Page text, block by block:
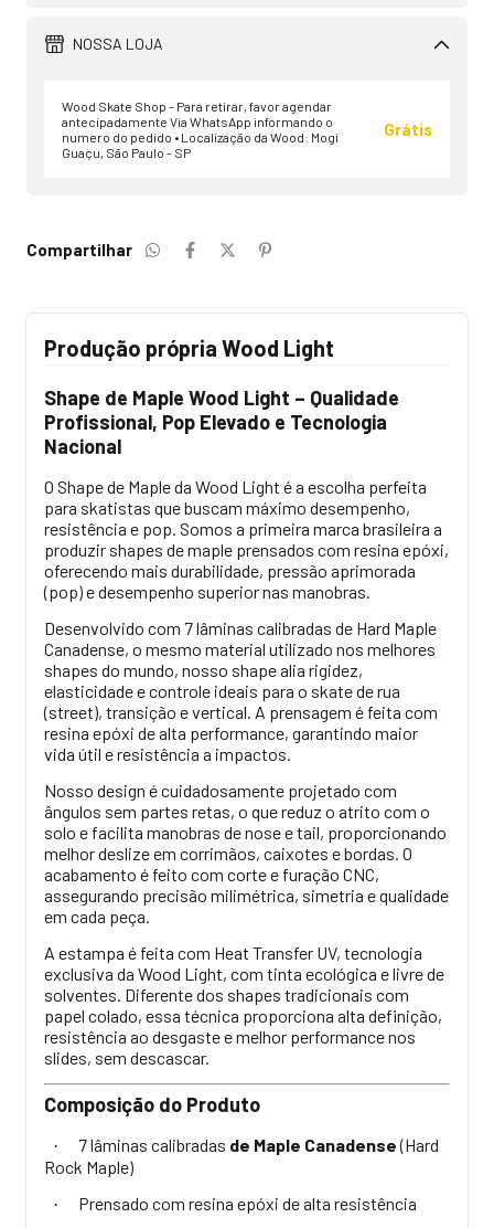
NOSSA LOJA
Wood Skate Shop - Para retirar, favor agendar
antecipadamente Via WhatsApp informando o
numero do pedido • Localização da Wood: Mogi
Guaçu, São Paulo - SP
Grátis
Compartilhar
Produção própria Wood Light
Shape de Maple Wood Light – Qualidade
Profissional, Pop Elevado e Tecnologia
Nacional
O Shape de Maple da Wood Light é a escolha perfeita
para skatistas que buscam máximo desempenho,
resistência e pop. Somos a primeira marca brasileira a
produzir shapes de maple prensados com resina epóxi,
oferecendo mais durabilidade, pressão aprimorada
(pop) e desempenho superior nas manobras.
Desenvolvido com 7 lâminas calibradas de Hard Maple
Canadense, o mesmo material utilizado nos melhores
shapes do mundo, nosso shape alia rigidez,
elasticidade e controle ideais para o skate de rua
(street), transição e vertical. A prensagem é feita com
resina epóxi de alta performance, garantindo maior
vida útil e resistência a impactos.
Nosso design é cuidadosamente projetado com
ângulos sem partes retas, o que reduz o atrito com o
solo e facilita manobras de nose e tail, proporcionando
melhor deslize em corrimãos, caixotes e bordas. O
acabamento é feito com corte e furação CNC,
assegurando precisão milimétrica, simetria e qualidade
em cada peça.
A estampa é feita com Heat Transfer UV, tecnologia
exclusiva da Wood Light, com tinta ecológica e livre de
solventes. Diferente dos shapes tradicionais com
papel colado, essa técnica proporciona alta definição,
resistência ao desgaste e melhor performance nos
slides, sem descascar.
Composição do Produto
· 7 lâminas calibradas de Maple Canadense(Hard
Rock Maple)
· Prensado com resina epóxi de alta resistência